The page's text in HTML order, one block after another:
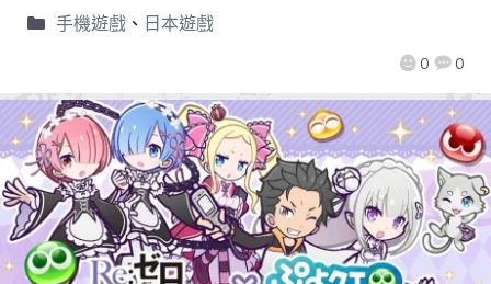
0 0
手機遊戲、 日本遊戲